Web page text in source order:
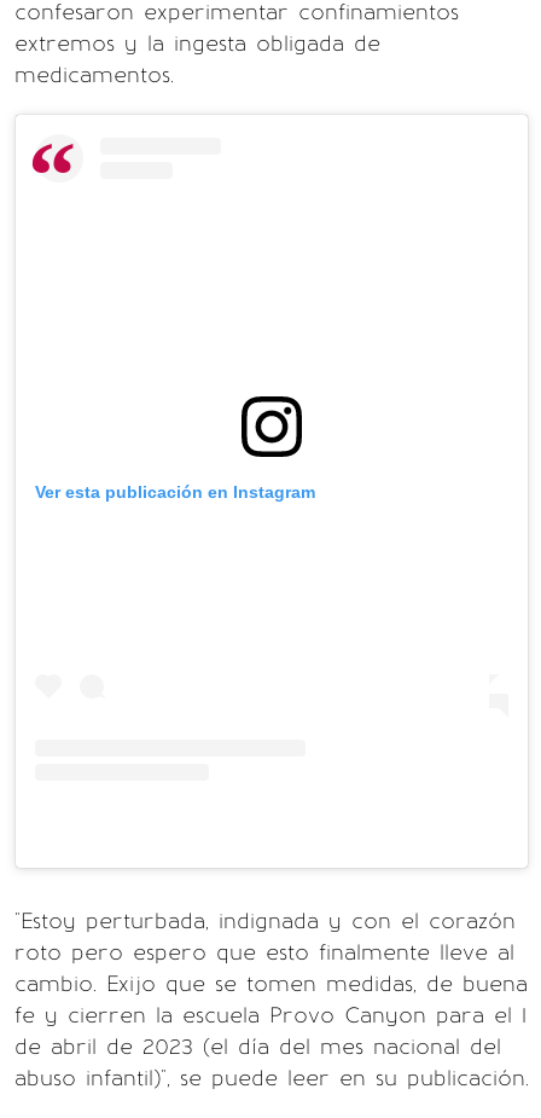
confesaron experimentar confinamientos
extremos y la ingesta obligada de
medicamentos.
Ver esta publicación en Instagram
"Estoy perturbada, indignada y con el corazón
roto pero espero que esto finalmente lleve al
cambio. Exijo que se tomen medidas, de buena
fe y cierren la escuela Provo Canyon para el 1
de abril de 2023 (el día del mes nacional del
abuso infantil)", se puede leer en su publicación.